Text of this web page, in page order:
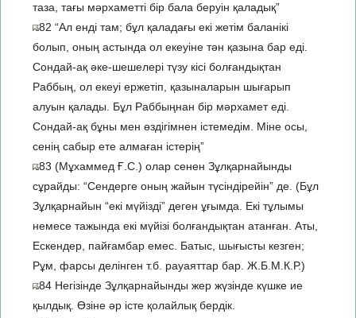
таза, тағы мәрхаметті бір бала беруін қаладық”
82 “Ал енді там; бұл қаладағы екі жетім баланікі
болып, оның астында ол екеуіне тән қазына бар еді.
Сондай-ақ әке-шешелері түзу кісі болғандықтан
Раббың, ол екеуі ержетіп, қазыналарын шығарып
алуын қалады. Бұл Раббыңнан бір мәрхамет еді.
Сондай-ақ бұны мен өздігімнен істемедім. Міне осы,
сенің сабыр ете алмаған істерің”
83 (Мұхаммед Ғ.С.) олар сенен Зұлқарнайынды
сұрайды: “Сендерге оның жайын түсіндірейін” де. (Бұл
Зұлқарнайын “екі мүйізді” деген ұғымда. Екі тұлымы
немесе тажында екі мүйізі болғандықтан атанған. Аты,
Ескендер, пайғамбар емес. Батыс, шығысты кезген;
Рұм, фарсы делінген т.б. рауаяттар бар. Ж.Б.М.К.Р.)
84 Негізінде Зұлқарнайынды жер жүзінде күшке ие
қылдық. Өзіне әр істе қолайлық бердік.